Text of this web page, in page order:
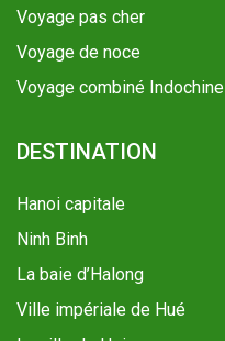
Voyage pas cher
Voyage de noce
Voyage combiné Indochine
DESTINATION
Hanoi capitale
Ninh Binh
La baie d’Halong
Ville impériale de Hué